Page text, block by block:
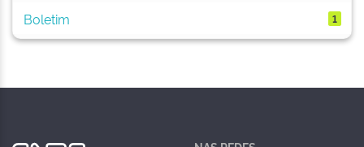
Boletim
1